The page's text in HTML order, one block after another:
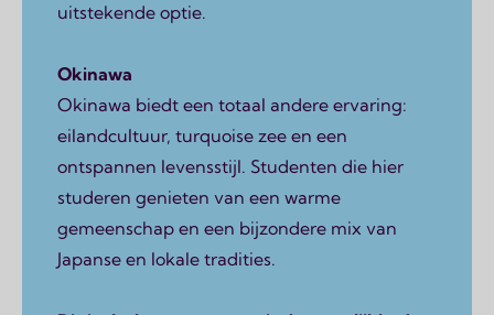
uitstekende optie.
Okinawa
Okinawa biedt een totaal andere ervaring:
eilandcultuur, turquoise zee en een
ontspannen levensstijl. Studenten die hier
studeren genieten van een warme
gemeenschap en een bijzondere mix van
Japanse en lokale tradities.